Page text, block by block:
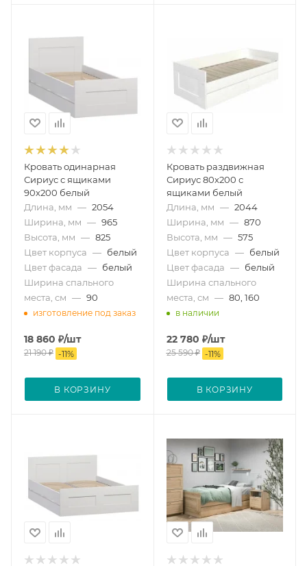
Кровать одинарная
Сириус с ящиками
90х200 белый
Длина, мм — 2054
Ширина, мм — 965
Высота, мм — 825
Цвет корпуса — белый
Цвет фасада — белый
Ширина спального
места, см — 90
изготовление под заказ
18 860 ₽/шт
21 190₽ -11%
В КОРЗИНУ
Кровать раздвижная
Сириус 80х200 с
ящиками белый
Длина, мм — 2044
Ширина, мм — 870
Высота, мм — 575
Цвет корпуса — белый
Цвет фасада — белый
Ширина спального
места, см — 80, 160
в наличии
22 780 ₽/шт
25 590₽ -11%
В КОРЗИНУ